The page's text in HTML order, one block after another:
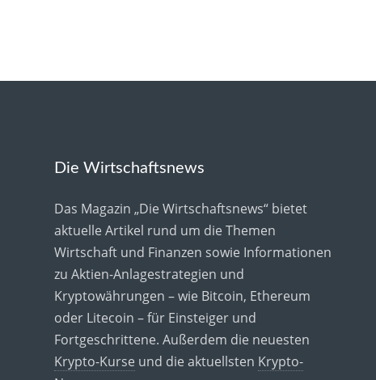
Die Wirtschaftsnews
Das Magazin „Die Wirtschaftsnews“ bietet
aktuelle Artikel rund um die Themen
Wirtschaft und Finanzen sowie Informationen
zu Aktien-Anlagestrategien und
Kryptowährungen – wie Bitcoin, Ethereum
oder Litecoin – für Einsteiger und
Fortgeschrittene. Außerdem die neuesten
Krypto-Kurse und die aktuellsten Krypto-